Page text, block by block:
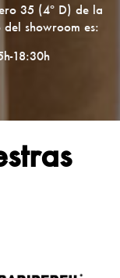
35 (4º D) de la
showroom es:
18:30h